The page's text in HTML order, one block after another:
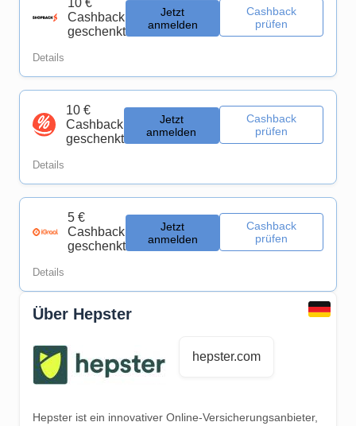
10 €
Cashback
geschenkt
Jetzt
anmelden
Cashback
prüfen
Details
10 €
Cashback
geschenkt
Jetzt
anmelden
Cashback
prüfen
Details
5 €
Cashback
geschenkt
Jetzt
anmelden
Cashback
prüfen
Details
Über Hepster
hepster.com
Hepster ist ein innovativer Online-Versicherungsanbieter,